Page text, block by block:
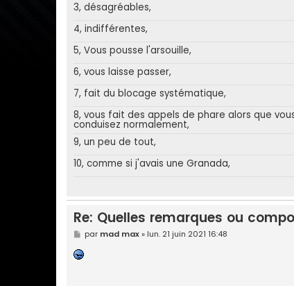
3, désagréables,
4, indifférentes,
5, Vous pousse l'arsouille,
6, vous laisse passer,
7, fait du blocage systématique,
8, vous fait des appels de phare alors que
conduisez normalement,
9, un peu de tout,
10, comme si j'avais une Granada,
Re: Quelles remarques ou
M
e
s
s
par mad max» lun. 21 juin 2021 16:48